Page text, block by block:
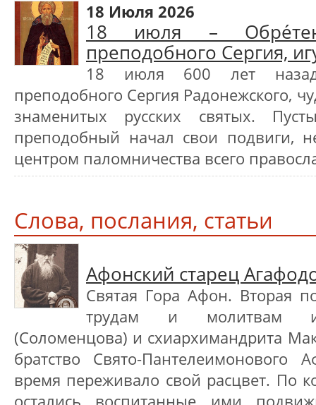
18 Июля 2026
18 июля –
преподобного Сергия,
18 июля 600 лет
преподобного Сергия Радонежского,
знаменитых русских святых.
преподобный начал свои подвиги,
центром паломничества всего
Слова, послания, статьи
Афонский старец
Святая Гора Афон. Вторая
трудам и молитвам
(Соломенцова) и схиархимандрита
братство Свято-Пантелеимонового
время переживало свой расцвет. По
остались воспитанные ими